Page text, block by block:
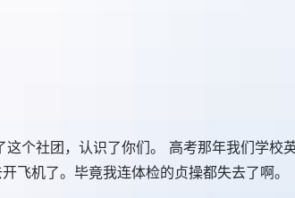
个社团，认识了你们。 高考那年我们学校
飞机了。毕竟我连体检的贞操都失去了啊。